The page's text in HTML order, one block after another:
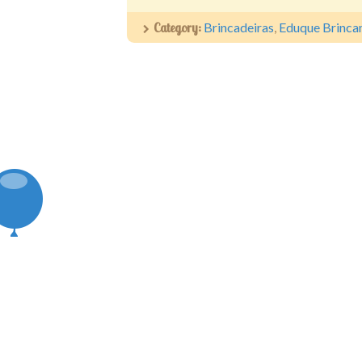
Category: Brincadeiras, Eduque